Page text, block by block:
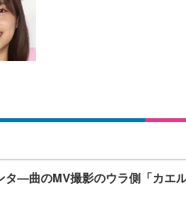
ない テレワーク チェア 強化バック
グ/勉強/事務用 おしゃれ パソコンチ
充電フック付き（CFI-ZDM1J）
26枚入り 単品
タ―曲のMV撮影のウラ側「カエ